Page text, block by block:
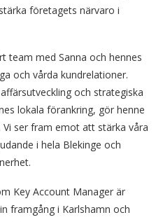
företagets närvaro i
team med Sanna och hennes
och vårda kundrelationer.
och strategiska
lokala förankring, gör henne
ser fram emot att stärka våra
i hela Blekinge och
Key Account Manager är
framgång i Karlshamn och